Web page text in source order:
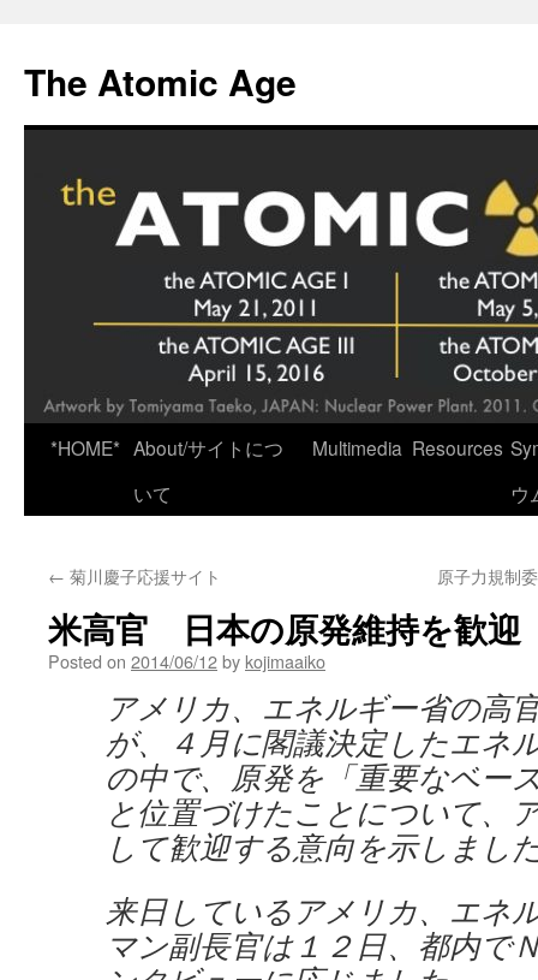
content
The Atomic Age
*HOME* About/サイトにつ
いて
Multimedia Resources
ウ
← 菊川慶子応援サイト 原子力規制
米高官 日本の原発維持を歓
Posted on 2014/06/12by kojimaaiko
アメリカ、エネルギー省の高
が、４月に閣議決定したエネ
の中で、原発を「重要なベー
と位置づけたことについて、
して歓迎する意向を示しまし
来日しているアメリカ、エネ
マン副長官は１２日、都内で